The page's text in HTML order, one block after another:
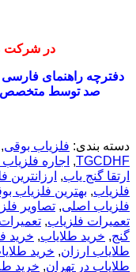
در شرکت
دفترچه راهنمای فارسی
صد توسط متخصص
دسته بندی: فلزیاب بوقی,
TGCDHF
, اجاره
ارتقا گنج یاب, ارزانترین
فلزیاب, بهترین فلزیاب
فلزیاب اصلی, تصاویر
تعمیرات فلزیاب,
گنج, خريد طلاياب, خريد
طلایاب ارزان, خرید
طلایاب در تهران, خرید